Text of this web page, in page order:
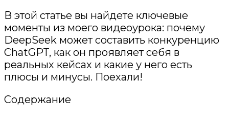
В этой статье вы найдете ключевые
моменты из моего видеоурока: почему
DeepSeek может составить конкуренцию
ChatGPT, как он проявляет себя в
реальных кейсах и какие у него есть
плюсы и минусы. Поехали!
Содержание